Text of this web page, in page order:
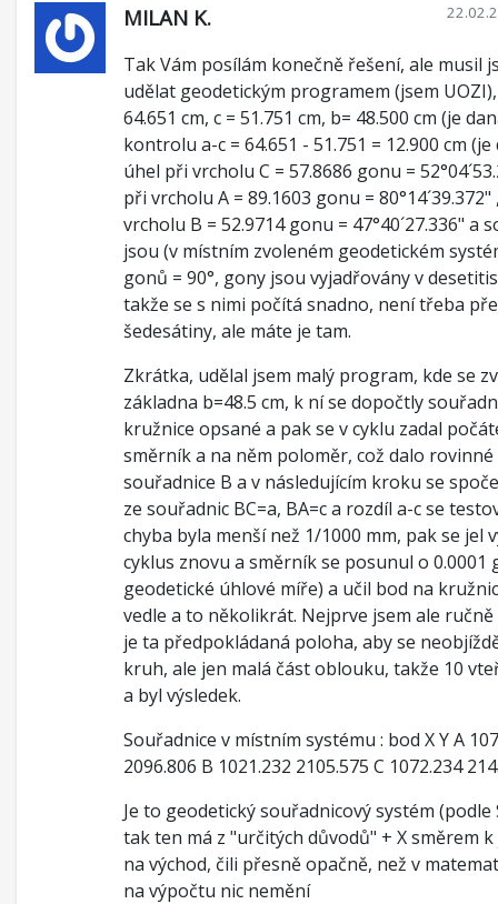
MILAN K.
Tak Vám posílám konečně řešení, ale musil
udělat geodetickým programem (jsem
64.651 cm, c = 51.751 cm, b= 48.500 cm (je
kontrolu a-c = 64.651 - 51.751 = 12.900 cm (je
úhel při vrcholu C = 57.8686 gonu =
při vrcholu A = 89.1603 gonu =
vrcholu B = 52.9714 gonu = 47°40´27.336" a
jsou (v místním zvoleném geodetickém
gonů = 90°, gony jsou vyjadřovány v
takže se s nimi počítá snadno, není třeba
šedesátiny, ale máte je tam.
Zkrátka, udělal jsem malý program, kde se
základna b=48.5 cm, k ní se dopočtly
kružnice opsané a pak se v cyklu zadal
směrník a na něm poloměr, což dalo rovinné
souřadnice B a v následujícím kroku se
ze souřadnic BC=a, BA=c a rozdíl a-c se
chyba byla menší než 1/1000 mm, pak se jel
cyklus znovu a směrník se posunul o 0.0001
geodetické úhlové míře) a učil bod na
vedle a to několikrát. Nejprve jsem ale ručně
je ta předpokládaná poloha, aby se
kruh, ale jen malá část oblouku, takže 10
a byl výsledek.
Souřadnice v místním systému : bod X Y A
2096.806 B 1021.232 2105.575 C 1072.234
Je to geodetický souřadnicový systém (podle
tak ten má z "určitých důvodů" + X směrem k
na východ, čili přesně opačně, než v
na výpočtu nic nemění